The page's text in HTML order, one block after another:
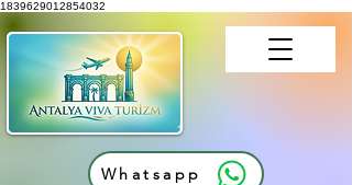
1839629012854032
Whatsapp